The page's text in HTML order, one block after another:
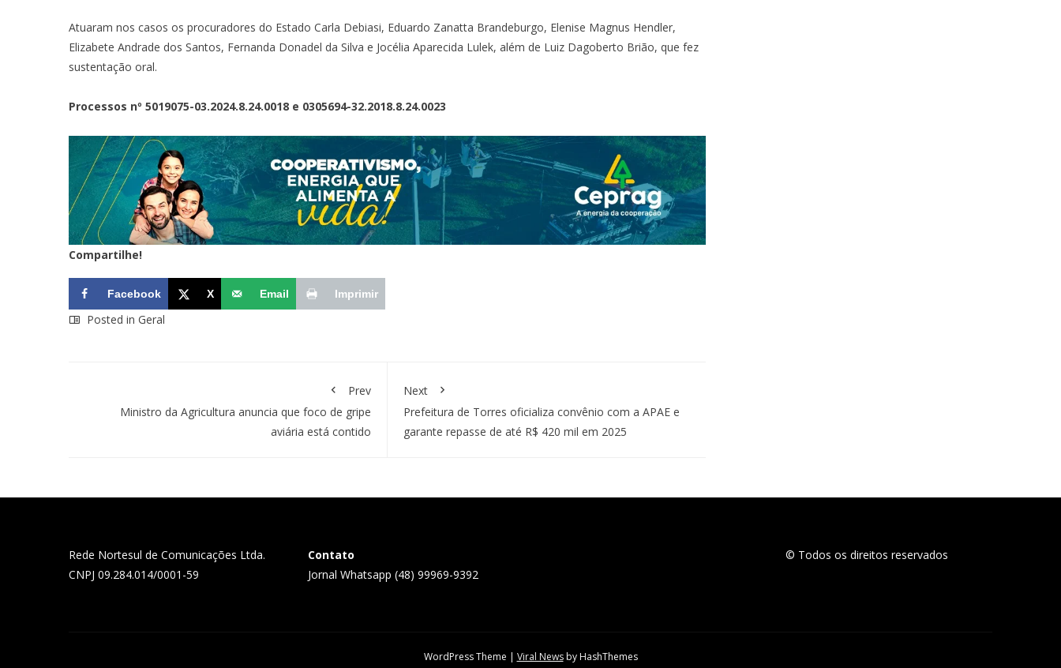
Atuaram nos casos os procuradores do Estado Carla Debiasi, Eduardo Zanatta Brandeburgo, Elenise Magnus Hendler,
Elizabete Andrade dos Santos, Fernanda Donadel da Silva e Jocélia Aparecida Lulek, além de Luiz Dagoberto Brião, que fez
sustentação oral.
Processos nº 5019075-03.2024.8.24.0018 e 0305694-32.2018.8.24.0023
Compartilhe!
Facebook X Email Imprimir
Posted in Geral
Prev
Ministro da Agricultura anuncia que foco de gripe
aviária está contido
Next
Prefeitura de Torres oficializa convênio com a APAE e
garante repasse de até R$ 420 mil em 2025
Rede Nortesul de Comunicações Ltda.
CNPJ 09.284.014/0001-59
Contato
Jornal Whatsapp (48) 99969-9392
© Todos os direitos reservados
WordPress Theme | Viral Newsby HashThemes